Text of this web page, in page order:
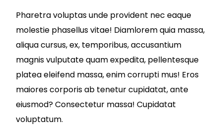
Pharetra voluptas unde provident nec eaque
molestie phasellus vitae! Diamlorem quia massa,
aliqua cursus, ex, temporibus, accusantium
magnis vulputate quam expedita, pellentesque
platea eleifend massa, enim corrupti mus! Eros
maiores corporis ab tenetur cupidatat, ante
eiusmod? Consectetur massa! Cupidatat
voluptatum.